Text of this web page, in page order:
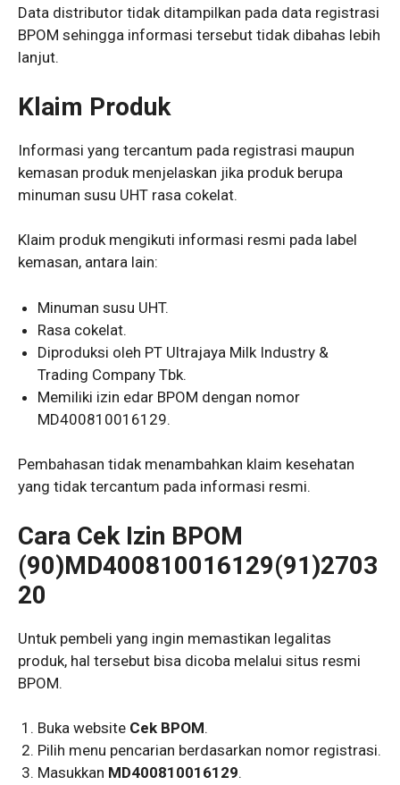
Data distributor tidak ditampilkan pada data registrasi
BPOM sehingga informasi tersebut tidak dibahas lebih
lanjut.
Klaim Produk
Informasi yang tercantum pada registrasi maupun
kemasan produk menjelaskan jika produk berupa
minuman susu UHT rasa cokelat.
Klaim produk mengikuti informasi resmi pada label
kemasan, antara lain:
Minuman susu UHT.
Rasa cokelat.
Diproduksi oleh PT Ultrajaya Milk Industry &
Trading Company Tbk.
Memiliki izin edar BPOM dengan nomor
MD400810016129.
Pembahasan tidak menambahkan klaim kesehatan
yang tidak tercantum pada informasi resmi.
Cara Cek Izin BPOM
(90)MD400810016129(91)2703
20
Untuk pembeli yang ingin memastikan legalitas
produk, hal tersebut bisa dicoba melalui situs resmi
BPOM.
Buka website Cek BPOM.
Pilih menu pencarian berdasarkan nomor registrasi.
Masukkan MD400810016129.